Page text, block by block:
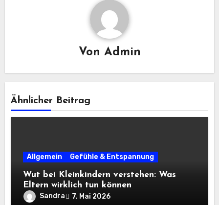
Von Admin
Ähnlicher Beitrag
Allgemein Gefühle & Entspannung
Wut bei Kleinkindern verstehen: Was
Eltern wirklich tun können
Sandra 7. Mai 2026